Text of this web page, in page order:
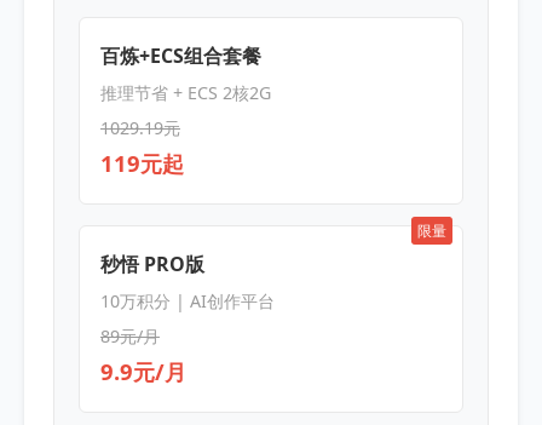
百炼+ECS组合套餐
推理节省 + ECS 2核2G
1029.19元
119元起
限量
秒悟 PRO版
10万积分 | AI创作平台
89元/月
9.9元/月